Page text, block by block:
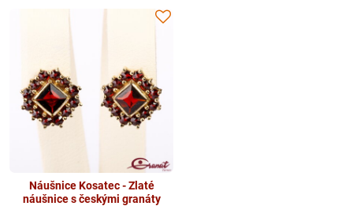
Náušnice Kosatec - Zlaté
náušnice s českými granáty